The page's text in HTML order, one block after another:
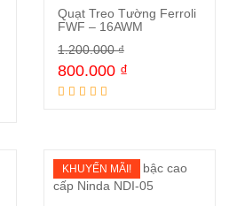
Mua ngay
Quạt Treo Tường Ferroli
FWF – 16AWM
1.200.000₫
800.000 ₫
KHUYẾN MÃI!